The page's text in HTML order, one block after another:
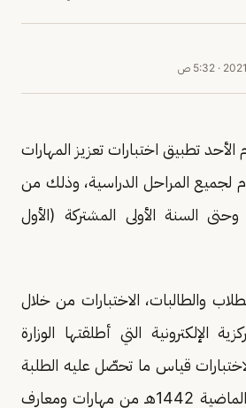
· 5:32 ص
الأحد تطبيق اختبارات تعزيز المهارات
لجميع المراحل الدراسية، وذلك من
وحتى السنة الأولى المشتركة (الأول
والطالبات، الاختبارات من خلال
الإلكترونية التي أطلقتها الوزارة
قياس ما تحصّل عليه الطلبة
خلال السنة الدراسية الماضية 1442هـ من مهارات ومعارف